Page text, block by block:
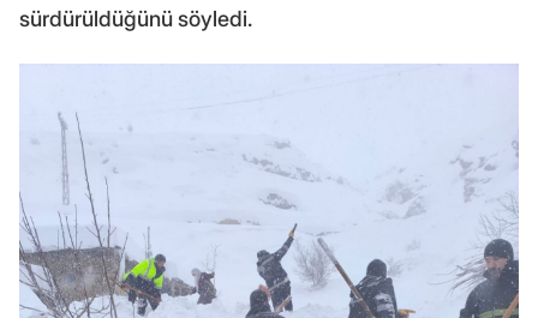
sürdürüldüğünü söyledi.